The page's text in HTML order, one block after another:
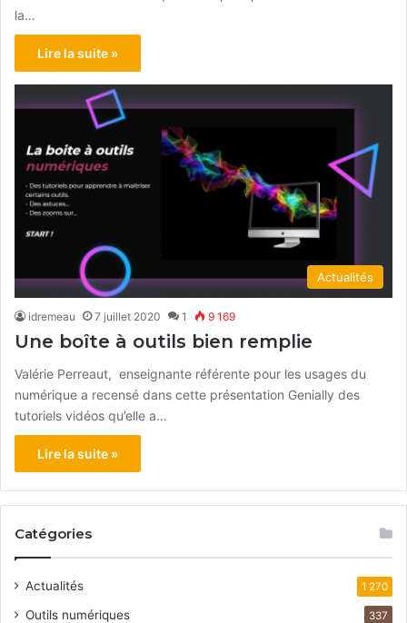
la…
Lire la suite »
Actualités
idremeau 7 juillet 2020 1 9 169
Une boîte à outils bien remplie
Valérie Perreaut, enseignante référente pour les usages du
numérique a recensé dans cette présentation Genially des
tutoriels vidéos qu’elle a…
Lire la suite »
Catégories
Actualités 1 270
Outils numériques 337